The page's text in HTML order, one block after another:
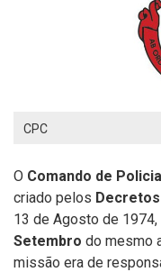
CPC
O Comando de
criado pelos Decretos
13 de Agosto de
Setembro do mesmo
missão era de